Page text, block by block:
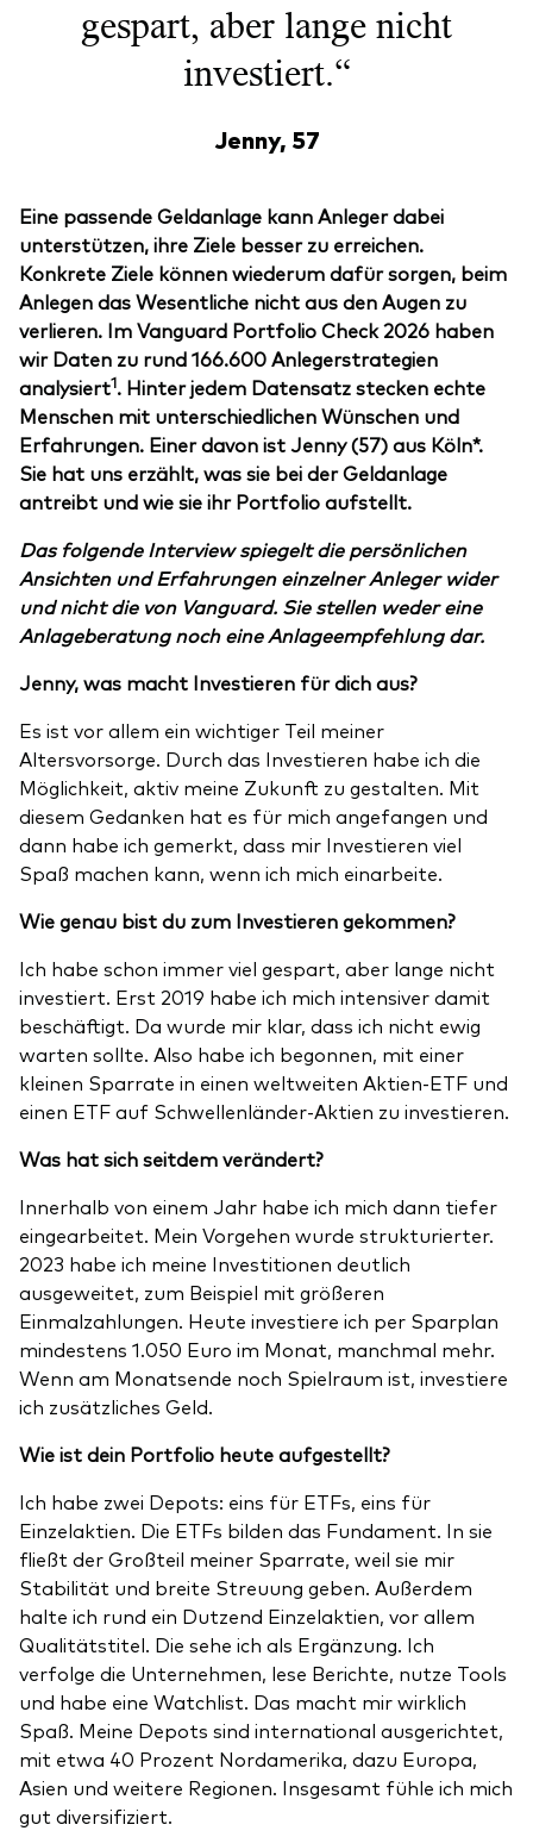
gespart, aber lange nicht
investiert.“
Jenny, 57
Eine passende Geldanlage kann Anleger dabei
unterstützen, ihre Ziele besser zu erreichen.
Konkrete Ziele können wiederum dafür sorgen, beim
Anlegen das Wesentliche nicht aus den Augen zu
verlieren. Im Vanguard Portfolio Check 2026 haben
wir Daten zu rund 166.600 Anlegerstrategien
analysiert1. Hinter jedem Datensatz stecken echte
Menschen mit unterschiedlichen Wünschen und
Erfahrungen. Einer davon ist Jenny (57) aus Köln*.
Sie hat uns erzählt, was sie bei der Geldanlage
antreibt und wie sie ihr Portfolio aufstellt.
Das folgende Interview spiegelt die persönlichen
Ansichten und Erfahrungen einzelner Anleger wider
und nicht die von Vanguard. Sie stellen weder eine
Anlageberatung noch eine Anlageempfehlung dar.
Jenny, was macht Investieren für dich aus?
Es ist vor allem ein wichtiger Teil meiner
Altersvorsorge. Durch das Investieren habe ich die
Möglichkeit, aktiv meine Zukunft zu gestalten. Mit
diesem Gedanken hat es für mich angefangen und
dann habe ich gemerkt, dass mir Investieren viel
Spaß machen kann, wenn ich mich einarbeite.
Wie genau bist du zum Investieren gekommen?
Ich habe schon immer viel gespart, aber lange nicht
investiert. Erst 2019 habe ich mich intensiver damit
beschäftigt. Da wurde mir klar, dass ich nicht ewig
warten sollte. Also habe ich begonnen, mit einer
kleinen Sparrate in einen weltweiten Aktien-ETF und
einen ETF auf Schwellenländer-Aktien zu investieren.
Was hat sich seitdem verändert?
Innerhalb von einem Jahr habe ich mich dann tiefer
eingearbeitet. Mein Vorgehen wurde strukturierter.
2023 habe ich meine Investitionen deutlich
ausgeweitet, zum Beispiel mit größeren
Einmalzahlungen. Heute investiere ich per Sparplan
mindestens 1.050 Euro im Monat, manchmal mehr.
Wenn am Monatsende noch Spielraum ist, investiere
ich zusätzliches Geld.
Wie ist dein Portfolio heute aufgestellt?
Ich habe zwei Depots: eins für ETFs, eins für
Einzelaktien. Die ETFs bilden das Fundament. In sie
fließt der Großteil meiner Sparrate, weil sie mir
Stabilität und breite Streuung geben. Außerdem
halte ich rund ein Dutzend Einzelaktien, vor allem
Qualitätstitel. Die sehe ich als Ergänzung. Ich
verfolge die Unternehmen, lese Berichte, nutze Tools
und habe eine Watchlist. Das macht mir wirklich
Spaß. Meine Depots sind international ausgerichtet,
mit etwa 40 Prozent Nordamerika, dazu Europa,
Asien und weitere Regionen. Insgesamt fühle ich mich
gut diversifiziert.